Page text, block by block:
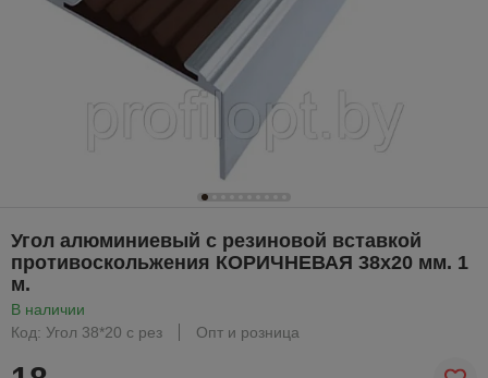
Угол алюминиевый с резиновой вставкой
противоскольжения КОРИЧНЕВАЯ 38х20 мм. 1
м.
В наличии
Код: Угол 38*20 с рез
Опт и розница